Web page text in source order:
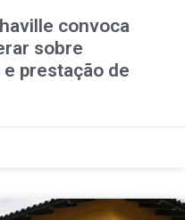
convoca
sobre
prestação de